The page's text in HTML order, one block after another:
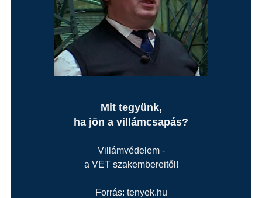
Mit tegyünk,
ha jön a villámcsapás?
Villámvédelem -
a VET szakembereitől!
Forrás: tenyek.hu